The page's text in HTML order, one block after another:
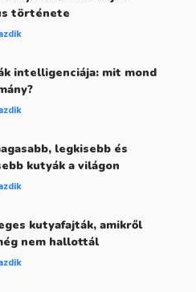
története
intelligenciája: mit mond
legkisebb és
kutyák a világon
kutyafajták, amikről
nem hallottál